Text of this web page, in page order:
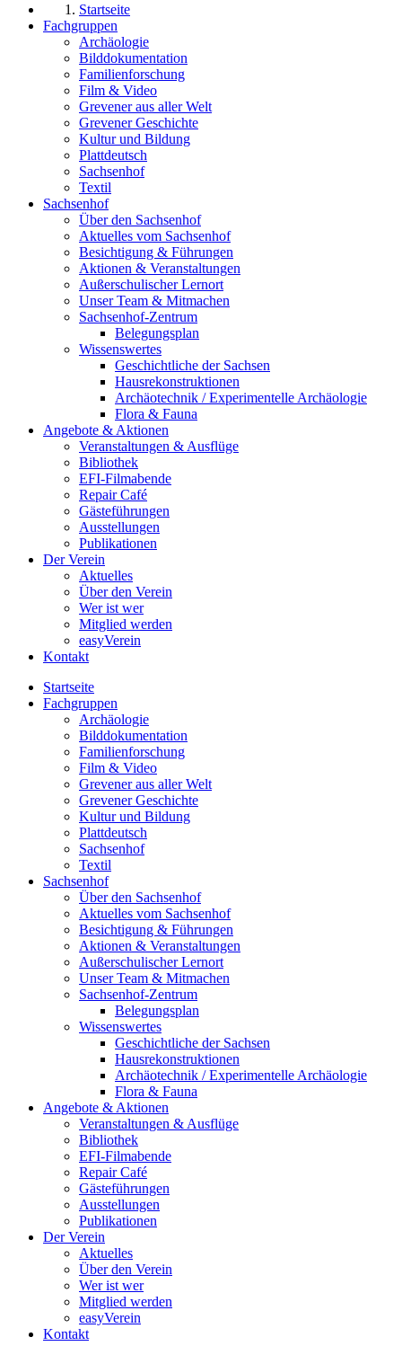
Startseite
Fachgruppen
Archäologie
Bilddokumentation
Familienforschung
Film & Video
Grevener aus aller Welt
Grevener Geschichte
Kultur und Bildung
Plattdeutsch
Sachsenhof
Textil
Sachsenhof
Über den Sachsenhof
Aktuelles vom Sachsenhof
Besichtigung & Führungen
Aktionen & Veranstaltungen
Außerschulischer Lernort
Unser Team & Mitmachen
Sachsenhof-Zentrum
Belegungsplan
Wissenswertes
Geschichtliche der Sachsen
Hausrekonstruktionen
Archäotechnik / Experimentelle Archäologie
Flora & Fauna
Angebote & Aktionen
Veranstaltungen & Ausflüge
Bibliothek
EFI-Filmabende
Repair Café
Gästeführungen
Ausstellungen
Publikationen
Der Verein
Aktuelles
Über den Verein
Wer ist wer
Mitglied werden
easyVerein
Kontakt
Startseite
Fachgruppen
Archäologie
Bilddokumentation
Familienforschung
Film & Video
Grevener aus aller Welt
Grevener Geschichte
Kultur und Bildung
Plattdeutsch
Sachsenhof
Textil
Sachsenhof
Über den Sachsenhof
Aktuelles vom Sachsenhof
Besichtigung & Führungen
Aktionen & Veranstaltungen
Außerschulischer Lernort
Unser Team & Mitmachen
Sachsenhof-Zentrum
Belegungsplan
Wissenswertes
Geschichtliche der Sachsen
Hausrekonstruktionen
Archäotechnik / Experimentelle Archäologie
Flora & Fauna
Angebote & Aktionen
Veranstaltungen & Ausflüge
Bibliothek
EFI-Filmabende
Repair Café
Gästeführungen
Ausstellungen
Publikationen
Der Verein
Aktuelles
Über den Verein
Wer ist wer
Mitglied werden
easyVerein
Kontakt